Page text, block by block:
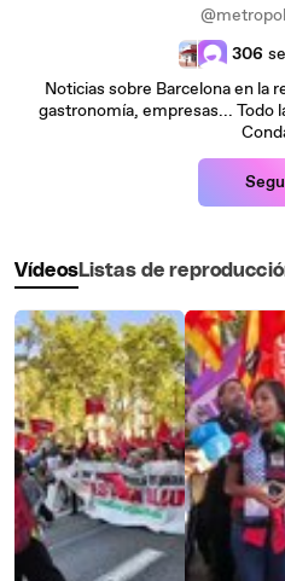
306
Noticias sobre Barcelona en la
gastronomía, empresas... Todo
VídeosListas de